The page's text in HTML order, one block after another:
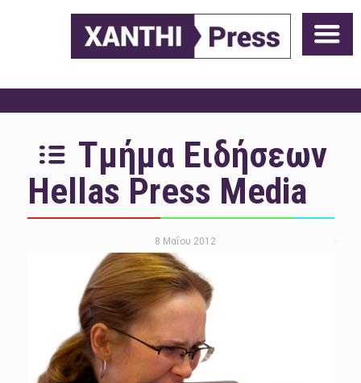
Τμήμα Ειδήσεων
Hellas Press Media
8 Μαΐου 2012